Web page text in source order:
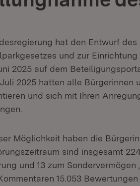
hat den Entwurf
und zur
2025 auf dem
Juli 2025 hatten alle
und sich mit Ihren
Möglichkeit haben die
sind insgesamt
und 13 zum
15.053